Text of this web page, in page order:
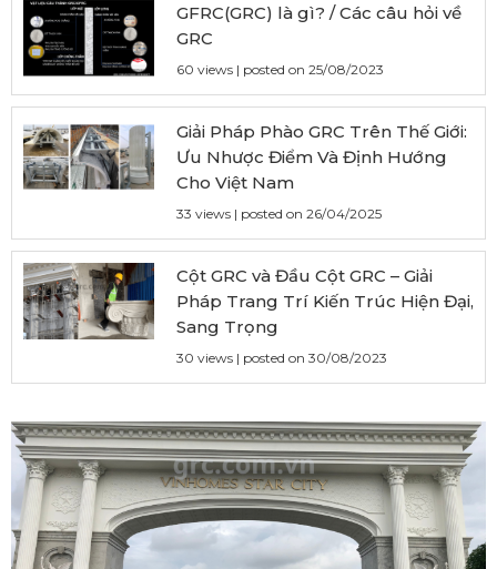
GFRC(GRC) là gì? / Các câu hỏi về
GRC
60 views| posted on 25/08/2023
Giải Pháp Phào GRC Trên Thế Giới:
Ưu Nhược Điểm Và Định Hướng
Cho Việt Nam
33 views| posted on 26/04/2025
Cột GRC và Đầu Cột GRC – Giải
Pháp Trang Trí Kiến Trúc Hiện Đại,
Sang Trọng
30 views| posted on 30/08/2023